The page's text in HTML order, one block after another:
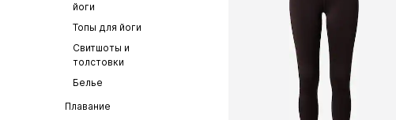
йоги
Топы для йоги
Свитшоты и
толстовки
Белье
Плавание